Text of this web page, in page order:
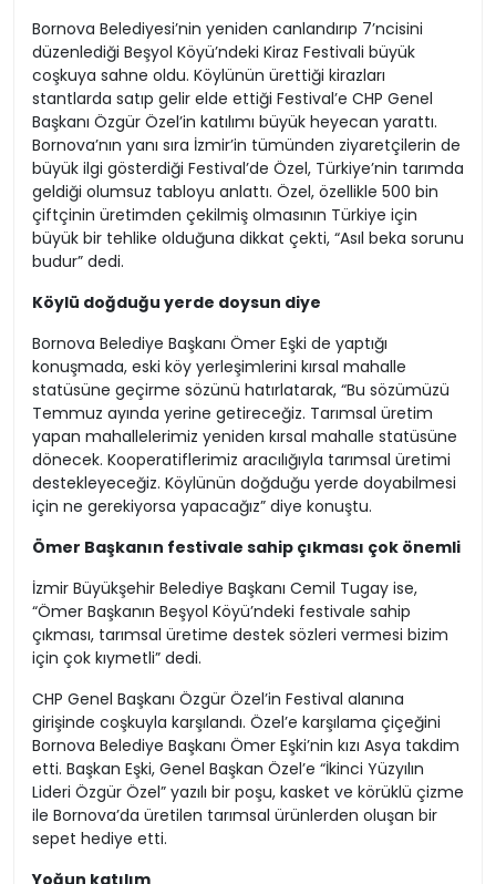
Bornova Belediyesi’nin yeniden canlandırıp 7’ncisini
düzenlediği Beşyol Köyü’ndeki Kiraz Festivali büyük
coşkuya sahne oldu. Köylünün ürettiği kirazları
stantlarda satıp gelir elde ettiği Festival’e CHP Genel
Başkanı Özgür Özel’in katılımı büyük heyecan yarattı.
Bornova’nın yanı sıra İzmir’in tümünden ziyaretçilerin de
büyük ilgi gösterdiği Festival’de Özel, Türkiye’nin tarımda
geldiği olumsuz tabloyu anlattı. Özel, özellikle 500 bin
çiftçinin üretimden çekilmiş olmasının Türkiye için
büyük bir tehlike olduğuna dikkat çekti, “Asıl beka sorunu
budur” dedi.
Köylü doğduğu yerde doysun diye
Bornova Belediye Başkanı Ömer Eşki de yaptığı
konuşmada, eski köy yerleşimlerini kırsal mahalle
statüsüne geçirme sözünü hatırlatarak, “Bu sözümüzü
Temmuz ayında yerine getireceğiz. Tarımsal üretim
yapan mahallelerimiz yeniden kırsal mahalle statüsüne
dönecek. Kooperatiflerimiz aracılığıyla tarımsal üretimi
destekleyeceğiz. Köylünün doğduğu yerde doyabilmesi
için ne gerekiyorsa yapacağız” diye konuştu.
Ömer Başkanın festivale sahip çıkması çok önemli
İzmir Büyükşehir Belediye Başkanı Cemil Tugay ise,
“Ömer Başkanın Beşyol Köyü’ndeki festivale sahip
çıkması, tarımsal üretime destek sözleri vermesi bizim
için çok kıymetli” dedi.
CHP Genel Başkanı Özgür Özel’in Festival alanına
girişinde coşkuyla karşılandı. Özel’e karşılama çiçeğini
Bornova Belediye Başkanı Ömer Eşki’nin kızı Asya takdim
etti. Başkan Eşki, Genel Başkan Özel’e “İkinci Yüzyılın
Lideri Özgür Özel” yazılı bir poşu, kasket ve körüklü çizme
ile Bornova’da üretilen tarımsal ürünlerden oluşan bir
sepet hediye etti.
Yoğun katılım